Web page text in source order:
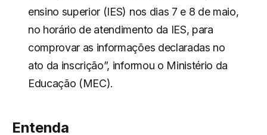
ensino superior (IES) nos dias 7 e 8 de maio,
no horário de atendimento da IES, para
comprovar as informações declaradas no
ato da inscrição”, informou o Ministério da
Educação (MEC).
Entenda